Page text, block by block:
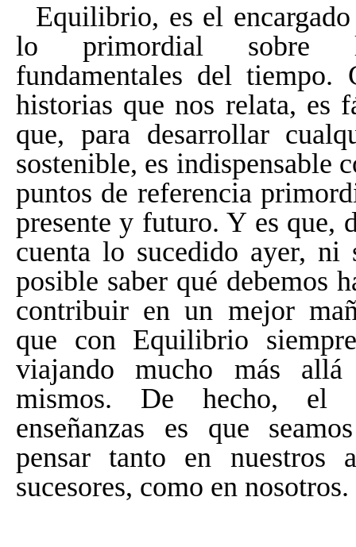
Equilibrio, es el
lo primordial sobre
fundamentales del tiempo.
historias que nos relata, es
que, para desarrollar
sostenible, es indispensable
puntos de referencia
presente y futuro. Y es que,
cuenta lo sucedido ayer, ni
posible saber qué debemos
contribuir en un mejor
que con Equilibrio
viajando mucho más allá
mismos. De hecho,
enseñanzas es que
pensar tanto en nuestros
sucesores, como en nosotros.